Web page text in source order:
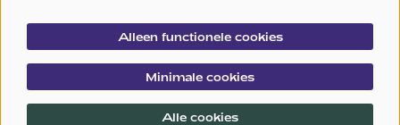
© Stadsschouwburg Nijmegen en Concertgebouw De
Powered byCultureSuite
Alleen functionele cookies
Minimale cookies
Alle cookies